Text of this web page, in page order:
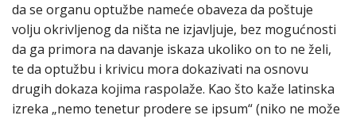
da se organu optužbe nameće obaveza da poštuje
volju okrivljenog da ništa ne izjavljuje, bez mogućnosti
da ga primora na davanje iskaza ukoliko on to ne želi,
te da optužbu i krivicu mora dokazivati na osnovu
drugih dokaza kojima raspolaže. Kao što kaže latinska
izreka „nemo tenetur prodere se ipsum“ (niko ne može